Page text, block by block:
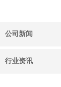
公司新闻
行业资讯